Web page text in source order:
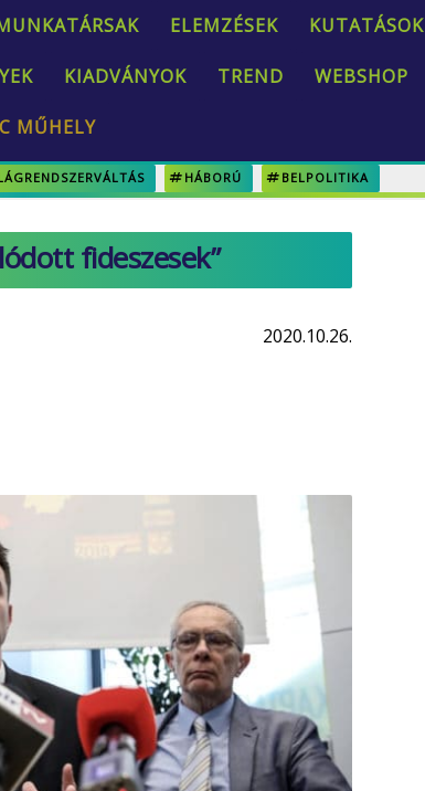
ELEMZÉSEK KUTATÁSOK
KIADVÁNYOK TREND WEBSHOP
MŰHELY
HÁBORÚ BELPOLITIKA
fideszesek”
2020.10.26.